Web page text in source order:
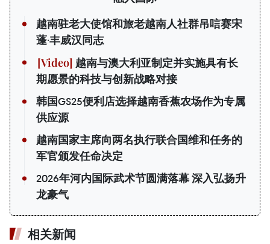
越南驻老大使馆和旅老越南人社群吊唁赛宋
蓬·丰威汉同志
越南与澳大利亚制定并实施具有长
期愿景的科技与创新战略对接
韩国GS25便利店选择越南香蕉农场作为专属
供应源
越南国家主席向两名执行联合国维和任务的
军官颁发任命决定
2026年河内国际武术节圆满落幕 深入弘扬升
龙豪气
相关新闻